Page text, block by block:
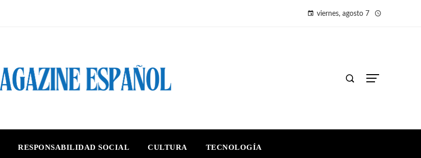
viernes, agosto 7
RESPONSABILIDAD SOCIAL CULTURA TECNOLOGÍA